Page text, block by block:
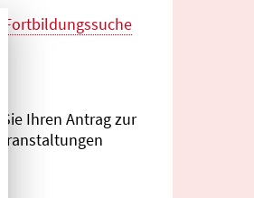
Fortbildungs­suche
Ihren Antrag zur